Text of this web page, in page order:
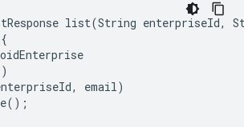
list(String enterpriseId,
email)